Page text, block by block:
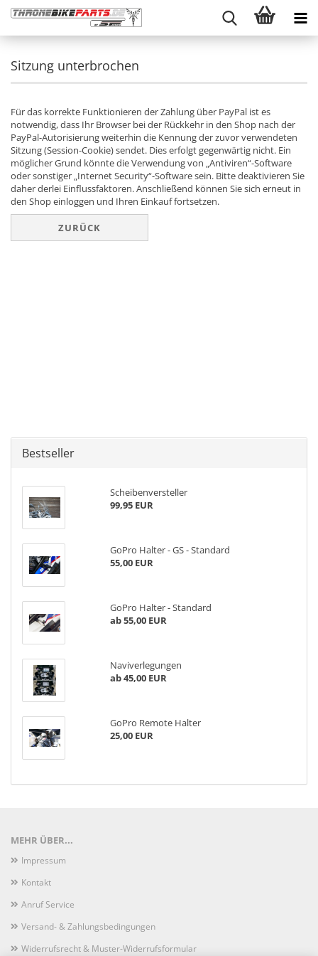
Sitzung unterbrochen
Für das korrekte Funktionieren der Zahlung über PayPal ist es
notwendig, dass Ihr Browser bei der Rückkehr in den Shop nach der
PayPal-Autorisierung weiterhin die Kennung der zuvor verwendeten
Sitzung (Session-Cookie) sendet. Dies erfolgt gegenwärtig nicht. Ein
möglicher Grund könnte die Verwendung von „Antiviren“-Software
oder sonstiger „Internet Security“-Software sein. Bitte deaktivieren Sie
daher derlei Einflussfaktoren. Anschließend können Sie sich erneut in
den Shop einloggen und Ihren Einkauf fortsetzen.
ZURÜCK
Bestseller
Scheibenversteller
99,95 EUR
GoPro Halter - GS - Standard
55,00 EUR
GoPro Halter - Standard
ab 55,00 EUR
Naviverlegungen
ab 45,00 EUR
GoPro Remote Halter
25,00 EUR
MEHR ÜBER...
Impressum
Kontakt
Anruf Service
Versand- & Zahlungsbedingungen
Widerrufsrecht & Muster-Widerrufsformular